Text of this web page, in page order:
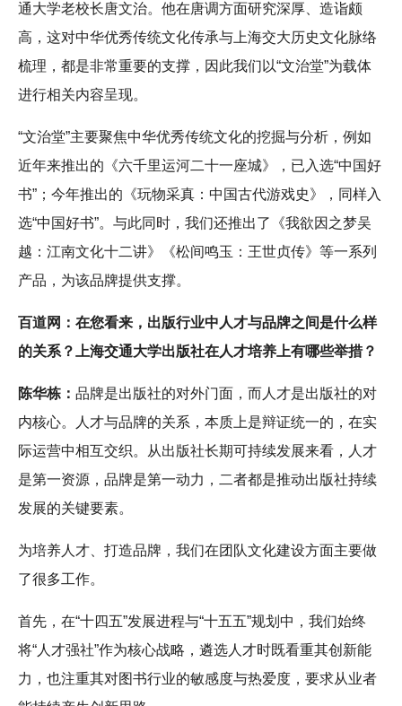
通大学老校长唐文治。他在唐调方面研究深厚、造诣颇
高，这对中华优秀传统文化传承与上海交大历史文化脉络
梳理，都是非常重要的支撑，因此我们以“文治堂”为载体
进行相关内容呈现。
“文治堂”主要聚焦中华优秀传统文化的挖掘与分析，例如
近年来推出的《六千里运河二十一座城》，已入选“中国好
书”；今年推出的《玩物采真：中国古代游戏史》，同样入
选“中国好书”。与此同时，我们还推出了《我欲因之梦吴
越：江南文化十二讲》《松间鸣玉：王世贞传》等一系列
产品，为该品牌提供支撑。
百道网：在您看来，出版行业中人才与品牌之间是什么样
的关系？上海交通大学出版社在人才培养上有哪些举措？
陈华栋： 品牌是出版社的对外门面，而人才是出版社的对
内核心。人才与品牌的关系，本质上是辩证统一的，在实
际运营中相互交织。从出版社长期可持续发展来看，人才
是第一资源，品牌是第一动力，二者都是推动出版社持续
发展的关键要素。
为培养人才、打造品牌，我们在团队文化建设方面主要做
了很多工作。
首先，在“十四五”发展进程与“十五五”规划中，我们始终
将“人才强社”作为核心战略，遴选人才时既看重其创新能
力，也注重其对图书行业的敏感度与热爱度，要求从业者